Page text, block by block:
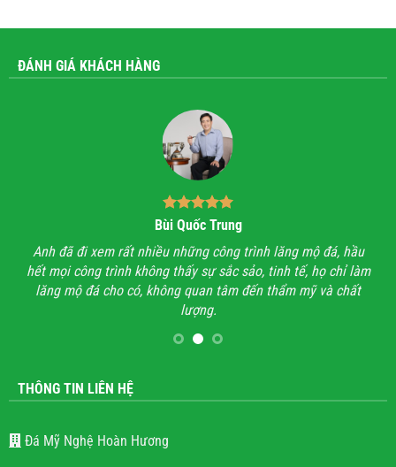
ĐÁNH GIÁ KHÁCH HÀNG
Bùi Quốc Trung
Anh đã đi xem rất nhiều những công trình lăng mộ đá, hầu
hết mọi công trình không thấy sự sắc sảo, tinh tế, họ chỉ làm
lăng mộ đá cho có, không quan tâm đến thẩm mỹ và chất
lượng.
THÔNG TIN LIÊN HỆ
Đá Mỹ Nghệ Hoàn Hương